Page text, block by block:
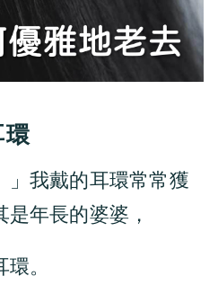
」我戴的耳環常常獲
年長的婆婆，
。